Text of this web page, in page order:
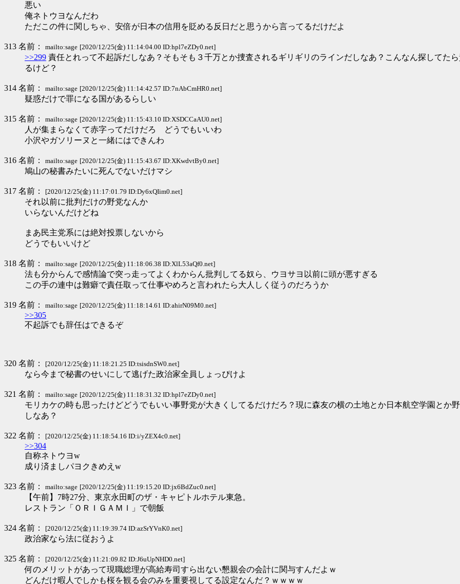
悪い
俺ネトウヨなんだわ
ただこの件に関しちゃ、安倍が日本の信用を貶める反日だと思うから言ってるだけだよ
313 名前： mailto:sage [2020/12/25(金) 11:14:04.00 ID:hpl7eZDy0.net]
>>299 責任とれって不起訴だしなあ？そもそも３千万とか捜査されるギリギリのラインだしなあ？こんなん探してた
るけど？
314 名前： mailto:sage [2020/12/25(金) 11:14:42.57 ID:7nAbCmHR0.net]
疑惑だけで罪になる国があるらしい
315 名前： mailto:sage [2020/12/25(金) 11:15:43.10 ID:XSDCCaAU0.net]
人が集まらなくて赤字ってだけだろ どうでもいいわ
小沢やガソリーヌと一緒にはできんわ
316 名前： mailto:sage [2020/12/25(金) 11:15:43.67 ID:XKwdvtBy0.net]
鳩山の秘書みたいに死んでないだけマシ
317 名前： [2020/12/25(金) 11:17:01.79 ID:Dy6xQIim0.net]
それ以前に批判だけの野党なんか
いらないんだけどね
まあ民主党系には絶対投票しないから
どうでもいいけど
318 名前： mailto:sage [2020/12/25(金) 11:18:06.38 ID:XlL53aQf0.net]
法も分からんで感情論で突っ走ってよくわからん批判してる奴ら、ウヨサヨ以前に頭が悪すぎる
この手の連中は難癖で責任取って仕事やめろと言われたら大人しく従うのだろうか
319 名前： mailto:sage [2020/12/25(金) 11:18:14.61 ID:ahirN09M0.net]
>>305
不起訴でも辞任はできるぞ
320 名前： [2020/12/25(金) 11:18:21.25 ID:tsisdnSW0.net]
なら今まで秘書のせいにして逃げた政治家全員しょっぴけよ
321 名前： mailto:sage [2020/12/25(金) 11:18:31.32 ID:hpl7eZDy0.net]
モリカケの時も思ったけどどうでもいい事野党が大きくしてるだけだろ？現に森友の横の土地とか日本航空学園とか
しなあ？
322 名前： [2020/12/25(金) 11:18:54.16 ID:i/yZEX4c0.net]
>>304
自称ネトウヨw
成り済ましパヨクきめえw
323 名前： mailto:sage [2020/12/25(金) 11:19:15.20 ID:jx6BdZuc0.net]
【午前】7時27分、東京永田町のザ・キャピトルホテル東急。
レストラン「ＯＲＩＧＡＭＩ」で朝飯
324 名前： [2020/12/25(金) 11:19:39.74 ID:azSrYVnK0.net]
政治家なら法に従おうよ
325 名前： [2020/12/25(金) 11:21:09.82 ID:J6uUpNHD0.net]
何のメリットがあって現職総理が高給寿司すら出ない懇親会の会計に関与すんだよｗ
どんだけ暇人でしかも桜を観る会のみを重要視してる設定なんだ？ｗｗｗｗ